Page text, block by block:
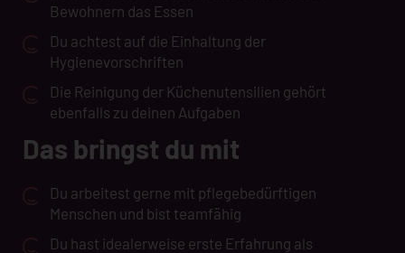
Bewohnern das Essen
Du achtest auf die Einhaltung der
Hygienevorschriften
Die Reinigung der Küchenutensilien gehört
ebenfalls zu deinen Aufgaben
Das bringst du mit
Du arbeitest gerne mit pflegebedürftigen
Menschen und bist teamfähig
Du hast idealerweise erste Erfahrung als